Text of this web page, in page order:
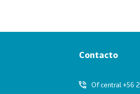
Contacto
Of central +56